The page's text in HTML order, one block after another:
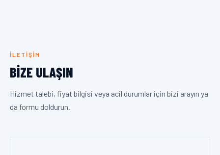
İLETIŞIM
BIZE ULAŞIN
Hizmet talebi, fiyat bilgisi veya acil durumlar için bizi arayın ya
da formu doldurun.